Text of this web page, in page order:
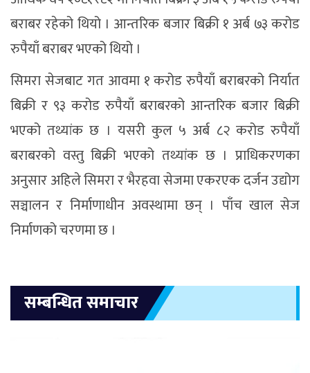
बराबर रहेको थियो । आन्तरिक बजार बिक्री १ अर्ब ७३ करोड
रुपैयाँ बराबर भएको थियो ।
सिमरा सेजबाट गत आवमा १ करोड रुपैयाँ बराबरको निर्यात
बिक्री र ९३ करोड रुपैयाँ बराबरको आन्तरिक बजार बिक्री
भएको तथ्यांक छ । यसरी कुल ५ अर्ब ८२ करोड रुपैयाँ
बराबरको वस्तु बिक्री भएको तथ्यांक छ । प्राधिकरणका
अनुसार अहिले सिमरा र भैरहवा सेजमा एकरएक दर्जन उद्योग
सञ्चालन र निर्माणाधीन अवस्थामा छन् । पाँच खाल सेज
निर्माणको चरणमा छ ।
सम्बन्धित समाचार